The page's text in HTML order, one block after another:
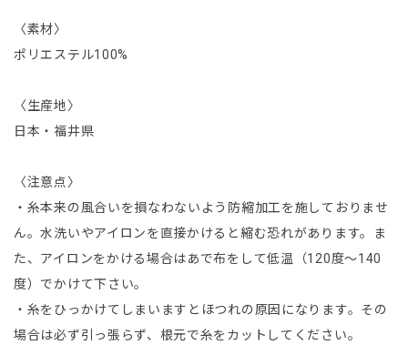
〈素材〉
ポリエステル100%
〈生産地〉
日本・福井県
〈注意点〉
・糸本来の風合いを損なわないよう防縮加工を施しておりませ
ん。水洗いやアイロンを直接かけると縮む恐れがあります。ま
た、アイロンをかける場合はあで布をして低温（120度～140
度）でかけて下さい。
・糸をひっかけてしまいますとほつれの原因になります。その
場合は必ず引っ張らず、根元で糸をカットしてください。